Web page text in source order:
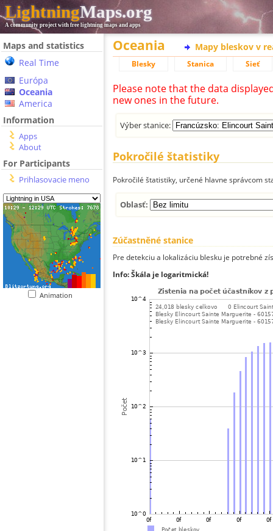
LightningMaps.org
A community project with free lightning maps and apps
Maps and statistics
Real Time
Európa
Oceania
America
Information
Apps
About
For Participants
Prihlasovacie meno
Animation
Oceania Mapy bleskov v
Blesky Stanica Sieť
Please note that the data
new ones in the future.
Výber stanice:
Pokročilé štatistiky
Pokročilé štatistiky, určené hlavne správcom
Oblasť:
Zúčastněné stanice
Pre detekciu a lokalizáciu blesku je potrebné
Info: Škála je logaritmická!